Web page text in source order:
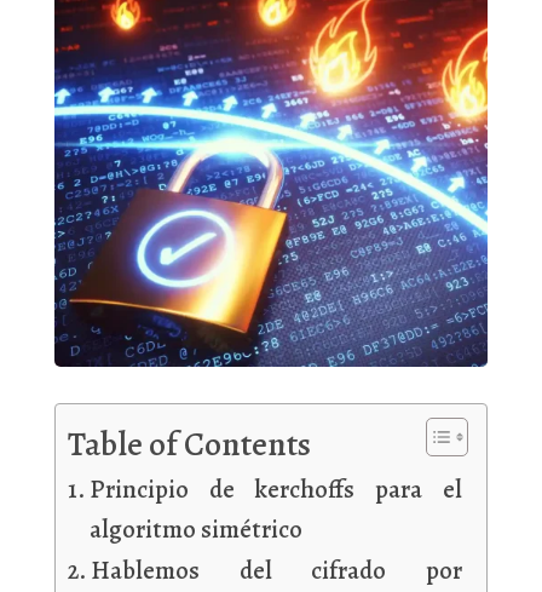
Table of Contents
Principio de kerchoffs para el
algoritmo simétrico
Hablemos del cifrado por